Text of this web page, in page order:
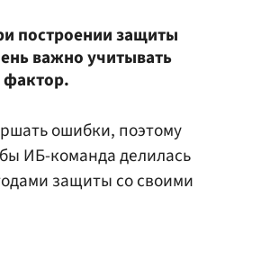
построении защиты
важно учитывать
фактор.
ошибки, поэтому
ИБ-команда делилась
защиты со своими